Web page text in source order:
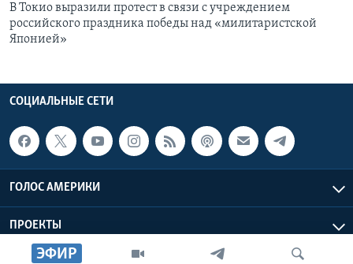
ЭФИР
В Токио выразили протест в связи с учреждением
российского праздника победы над «милитаристской
Японией»
СОЦИАЛЬНЫЕ СЕТИ
ГОЛОС АМЕРИКИ
ПРОЕКТЫ